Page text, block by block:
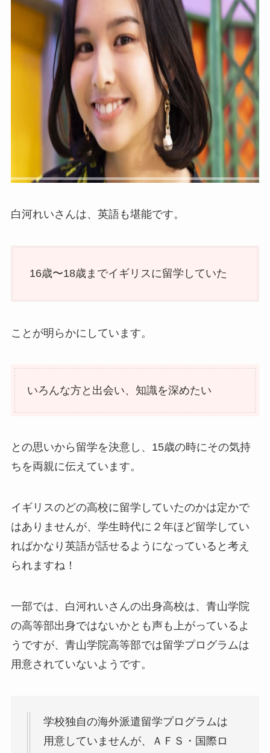
白河れいさんは、英語も堪能です。
16歳〜18歳までイギリスに留学していた
ことが明らかにしています。
いろんな方と出会い、知識を深めたい
との思いから留学を決意し、15歳の時にその気持
ちを両親に伝えています。
イギリスのどの高校に留学していたのかは定かで
はありませんが、学生時代に２年ほど留学してい
ればかなり英語が話せるようになっていると考え
られますね！
一部では、白河れいさんの出身高校は、青山学院
の高等部出身ではないかとも声も上がっているよ
うですが、青山学院高等部では留学プログラムは
用意されていないようです。
学校独自の海外派遣留学プログラムは
用意していませんが、ＡＦＳ・国際ロ